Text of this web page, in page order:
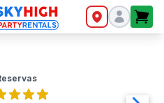
Logo